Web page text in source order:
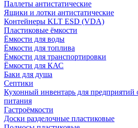
Паллеты антистатические
Ящики и лотки антистатические
Контейнеры KLT ESD (VDA)
Пластиковые ёмкости
Ёмкости для воды
Ёмкости для топлива
Ёмкости для транспортировки
Ёмкости для КАС
Баки для душа
Септики
Кухонный инвентарь для предприятий
питания
Гастроёмкости
Доски разделочные пластиковые